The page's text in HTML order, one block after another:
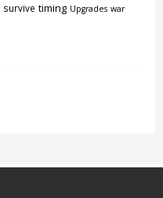
survive timing Upgrades war